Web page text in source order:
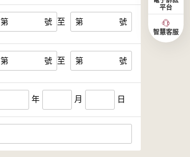
第 號 至 第 號
第 號 至 第 號
年 月 日
平台
智慧客服